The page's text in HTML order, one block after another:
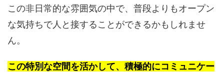
この非日常的な雰囲気の中で、普段よりもオープン
な気持ちで人と接することができるかもしれませ
ん。
この特別な空間を活かして、積極的にコミュニケー